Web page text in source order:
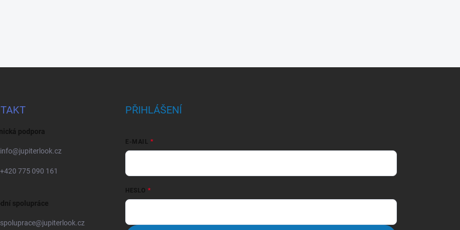
podpora
info@jupiterlook.cz
+420 775 090 161
spolupráce
spoluprace@jupiterlook.cz
PŘIHLÁŠENÍ
E-MAIL
HESLO